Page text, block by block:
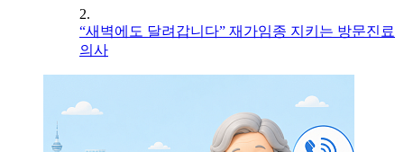
2.
“새벽에도 달려갑니다” 재가임종 지키는 방문진료
의사